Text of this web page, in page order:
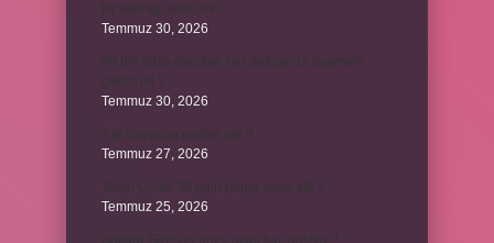
Itır yaprağı yenir mi ?
Temmuz 30, 2026
40 bin İhlâs okurken her defasında besmele
Temmuz 30, 2026
Temmuz 27, 2026
Temmuz 25, 2026